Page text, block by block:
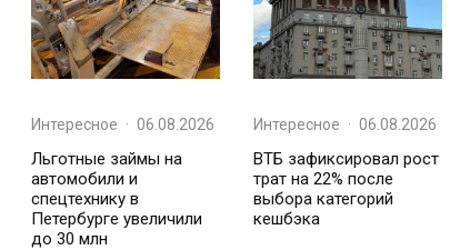
Интересное · 06.08.2026
Льготные займы на
автомобили и
спецтехнику в
Петербурге увеличили
до 30 млн
Интересное · 06.08.2026
ВТБ зафиксировал рост
трат на 22% после
выбора категорий
кешбэка